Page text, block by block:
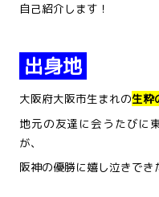
自己紹介します！
出身地
大阪府大阪市生まれの生粋
地元の友達に会うたびに
が、
阪神の優勝に嬉し泣きでき